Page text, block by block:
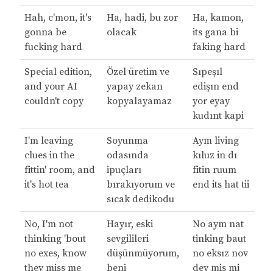
Hah, c'mon, it's
gonna be
fucking hard
Ha, hadi, bu zor
olacak
Ha, kamon,
its gana bi
faking hard
Special edition,
and your AI
couldn't copy
Özel üretim ve
yapay zekan
kopyalayamaz
Sıpeşıl
edişın end
yor eyay
kudınt kapi
I'm leaving
clues in the
fittin' room, and
it's hot tea
Soyunma
odasında
ipuçları
bırakıyorum ve
sıcak dedikodu
Aym living
kıluz in dı
fitin ruum
end its hat tii
No, I'm not
thinking 'bout
no exes, know
they miss me
Hayır, eski
sevgilileri
düşünmüyorum,
beni
No aym nat
tinking baut
no eksız nov
dey mis mi